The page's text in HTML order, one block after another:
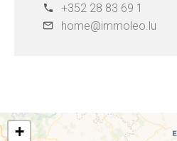
+352 28 83 69 1
home@immoleo.lu
+